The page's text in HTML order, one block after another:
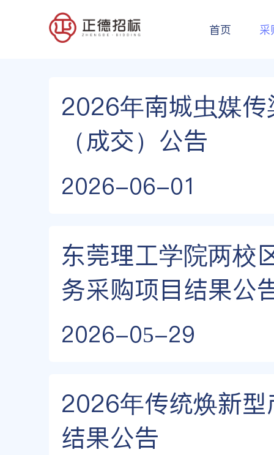
首页 采
2026年南城虫媒
（成交）公告
2026-06-01
东莞理工学院两校
务采购项目结果公
2026-05-29
2026年传统焕新
结果公告